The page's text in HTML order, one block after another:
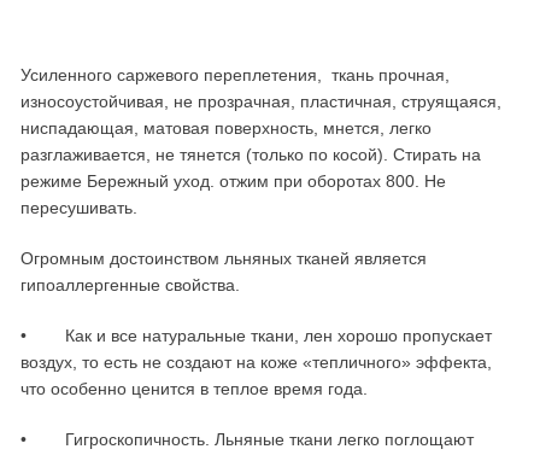
Усиленного саржевого переплетения, ткань прочная,
износоустойчивая, не прозрачная, пластичная, струящаяся,
ниспадающая, матовая поверхность, мнется, легко
разглаживается, не тянется (только по косой). Стирать на
режиме Бережный уход. отжим при оборотах 800. Не
пересушивать.
Огромным достоинством льняных тканей является
гипоаллергенные свойства.
• Как и все натуральные ткани, лен хорошо пропускает
воздух, то есть не создают на коже «тепличного» эффекта,
что особенно ценится в теплое время года.
• Гигроскопичность. Льняные ткани легко поглощают